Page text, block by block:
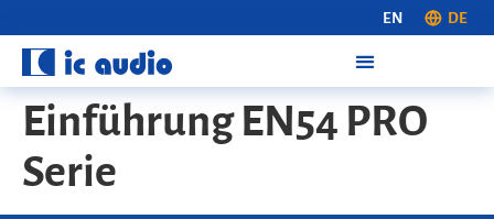
EN DE
Einführung EN54 PRO
Serie